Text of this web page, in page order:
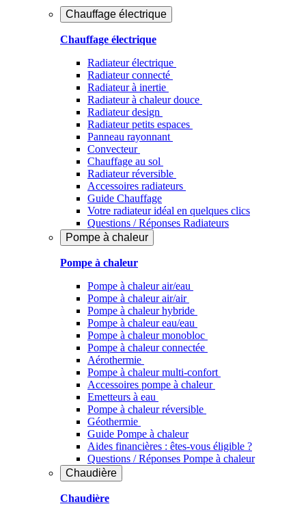
Chauffage électrique
Chauffage électrique
Radiateur électrique
Radiateur connecté
Radiateur à inertie
Radiateur à chaleur douce
Radiateur design
Radiateur petits espaces
Panneau rayonnant
Convecteur
Chauffage au sol
Radiateur réversible
Accessoires radiateurs
Guide Chauffage
Votre radiateur idéal en quelques clics
Questions / Réponses Radiateurs
Pompe à chaleur
Pompe à chaleur
Pompe à chaleur air/eau
Pompe à chaleur air/air
Pompe à chaleur hybride
Pompe à chaleur​ eau/eau
Pompe à chaleur monobloc
Pompe à chaleur connectée
Aérothermie
Pompe à chaleur multi-confort
Accessoires pompe à chaleur
Emetteurs à eau
Pompe à chaleur réversible
Géothermie
Guide Pompe à chaleur
Aides financières : êtes-vous éligible ?
Questions / Réponses Pompe à chaleur
Chaudière
Chaudière